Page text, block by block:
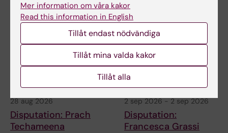
28 aug 2026
Disputation: Prach
Techameena
2 sep 2026-2 sep 2026
Disputation:
Francesca Grassi
Mer information om våra kakor
Read this information in English
Tillåt endast nödvändiga
Tillåt mina valda kakor
Tillåt alla